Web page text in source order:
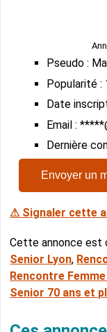
Pseudo :
Popularité :
Date
Email :
Dernière
Envoyer un
⚠ Signaler cette
Cette annonce est
Senior Lyon,
Rencontre
Senior 70 ans et